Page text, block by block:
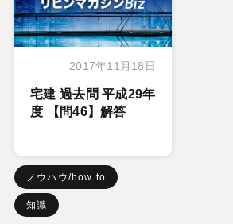
2017年11月18日
宅建 過去問 平成29年
度 【問46】解答
ノウハウ/how to
知識